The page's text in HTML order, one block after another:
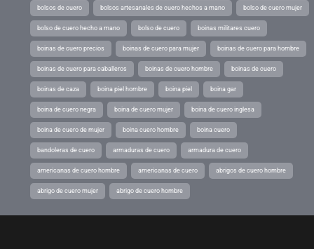
bolsos de cuero bolsos artesanales de cuero hechos a mano bolso de cuero mujer
bolso de cuero hecho a mano bolso de cuero boinas militares cuero
boinas de cuero precios boinas de cuero para mujer boinas de cuero para hombre
boinas de cuero para caballeros boinas de cuero hombre boinas de cuero
boinas de caza boina piel hombre boina piel boina gar
boina de cuero negra boina de cuero mujer boina de cuero inglesa
boina de cuero de mujer boina cuero hombre boina cuero
bandoleras de cuero armaduras de cuero armadura de cuero
americanas de cuero hombre americanas de cuero abrigos de cuero hombre
abrigo de cuero mujer abrigo de cuero hombre